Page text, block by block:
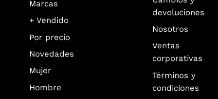
Marcas
+ Vendido
Por precio
Novedades
Mujer
Hombre
Cambios y
devoluciones
Nosotros
Ventas
corporativas
Términos y
condiciones